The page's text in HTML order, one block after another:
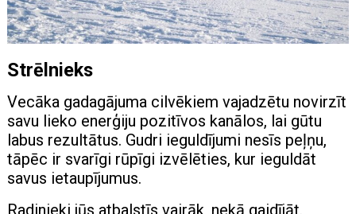
Strēlnieks
Vecāka gadagājuma cilvēkiem vajadzētu novirzīt
savu lieko enerģiju pozitīvos kanālos, lai gūtu
labus rezultātus. Gudri ieguldījumi nesīs peļņu,
tāpēc ir svarīgi rūpīgi izvēlēties, kur ieguldāt
savus ietaupījumus.
Radinieki jūs atbalstīs vairāk, nekā gaidījāt.